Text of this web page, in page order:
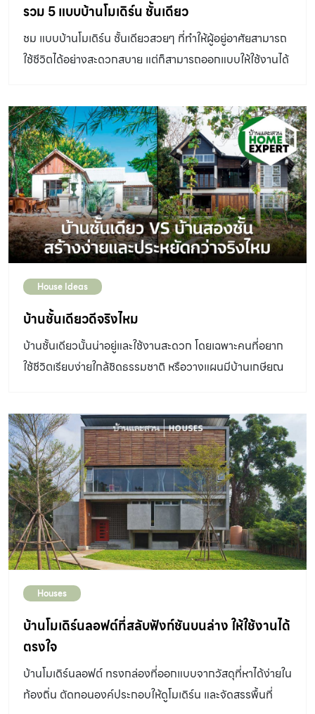
รวม 5 แบบบ้านโมเดิร์น ชั้นเดียว
ชม แบบบ้านโมเดิร์น ชั้นเดียวสวยๆ ที่ทำให้ผู้อยู่อาศัยสามารถ
ใช้ชีวิตได้อย่างสะดวกสบาย แต่ก็สามารถออกแบบให้ใช้งานได้
House Ideas
บ้านชั้นเดียวดีจริงไหม
บ้านชั้นเดียวนั้นน่าอยู่และใช้งานสะดวก โดยเฉพาะคนที่อยาก
ใช้ชีวิตเรียบง่ายใกล้ชิดธรรมชาติ หรือวางแผนมีบ้านเกษียณ
ชั้นเดียว หลังเล็กๆ ก็ต้องทำฐานราก ก่อนที่จะ สร้างบ้านชั้น
เดียว หรือบ้านประเภทไหนๆ เราควรพิจารณาเรื่องการทำ
ฐานรากให้มั่นคงแข็งแรงก่อน เพราะฐานรากเป็นส่วนที่รับน้ำ
หนักบ้านทั้งหลังไม่ให้ทรุดลงไปกับดิน หรือช่วยให้ทรุดลงไป
พร้อมกันทั้งหลังซึ่งจะไม่ทำให้บ้านเสียหาย แต่จะเป็นฐานราก
แบบไหน ต้องตอกเข็มหรือไม่ ควรให้วิศวกรมาออกแบบให้ ซึ่ง
ขึ้นอยู่กับลักษณะอาคารและพื้นที่ สร้างบ้านชั้นเดียวดีจริงไหม
ฐานรากแบบแผ่กว้างเพื่อรับน้ำหนักอาคารโดยไม่ต้องตอกเสา
เข็ม นิยมใช้ในพื้นที่ดินแข็งหรือเป็นชั้นหินแถบภูเขา ฐานราก
วางบนเสาเข็ม เหมาะกับพื้นดินแข็งปานกลาง และดินอ่อน การ
สร้างบ้านโดยทั่วไปใช้ฐานรากประเภทนี้ โดยมีการตอกเสาเข็ม
ช่วยรับน้ำหนัก ถ้าเป็นอาคารถาวรควรตอกเข็มยาวให้ถึงชั้น
ดินดาน อาคารจะไม่ทรุดไปตามดิน ถ้าเป็นอาคารชั่วคราว ร้าน
Houses
บ้านโมเดิร์นลอฟต์ที่สลับฟังก์ชันบนล่าง ให้ใช้งานได้
ตรงใจ
บ้านโมเดิร์นลอฟต์ ทรงกล่องที่ออกแบบจากวัสดุที่หาได้ง่ายใน
ท้องถิ่น ตัดทอนองค์ประกอบให้ดูโมเดิร์น และจัดสรรพื้นที่